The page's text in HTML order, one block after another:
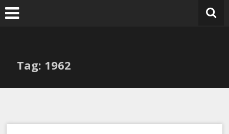
Ir
al
Tag: 1962